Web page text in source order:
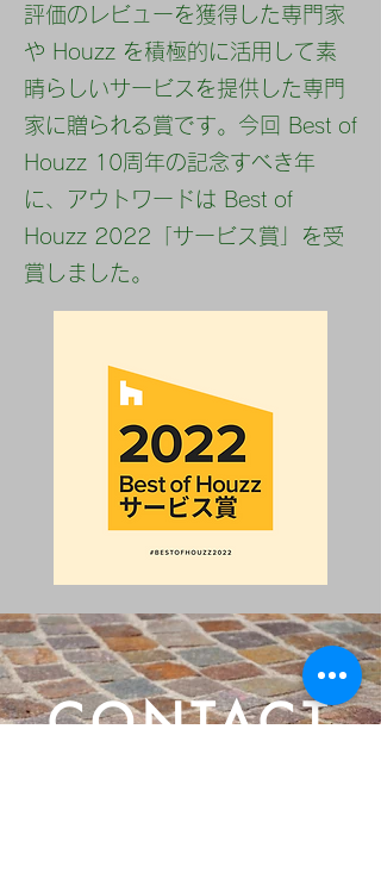
03-6794-3317
CONTACT
評価のレビューを獲得した専門家
や Houzz を積極的に活用して素
晴らしいサービスを提供した専門
家に贈られる賞です。今回 Best of
Houzz 10周年の記念すべき年
に、アウトワードは Best of
Houzz 2022「サービス賞」を受
賞しました。